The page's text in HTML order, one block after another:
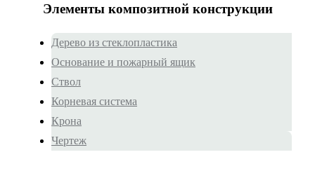
Элементы композитной конструкции
Дерево из стеклопластика
Основание и пожарный ящик
Ствол
Корневая система
Крона
Чертеж